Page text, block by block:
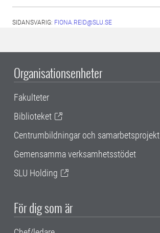
SIDANSVARIG: FIONA.REID@SLU.SE
Organisationsenheter
Fakulteter
Biblioteket
Centrumbildningar och samarbetsprojekt
Gemensamma verksamhetsstödet
SLU Holding
För dig som är